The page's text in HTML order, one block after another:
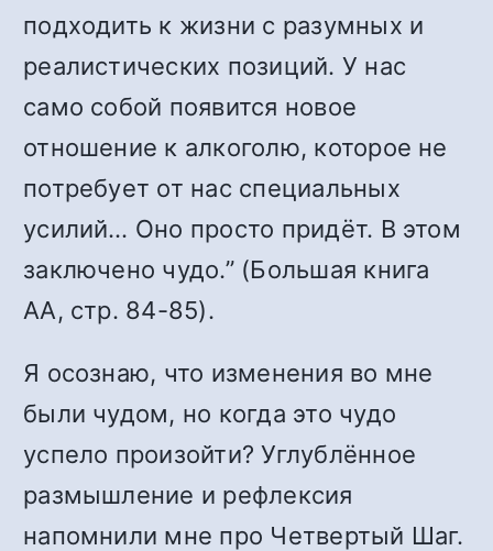
подходить к жизни с разумных и
реалистических позиций. У нас
само собой появится новое
отношение к алкоголю, которое не
потребует от нас специальных
усилий… Оно просто придёт. В этом
заключено чудо.” (Большая книга
АА, стр. 84-85).
Я осознаю, что изменения во мне
были чудом, но когда это чудо
успело произойти? Углублённое
размышление и рефлексия
напомнили мне про Четвертый Шаг.